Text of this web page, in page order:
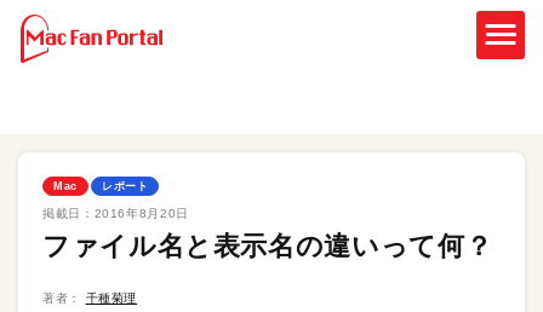
Mac レポート
掲載日： 2016年8月20日
ファイル名と表示名の違いって何？
著者： 千種菊理